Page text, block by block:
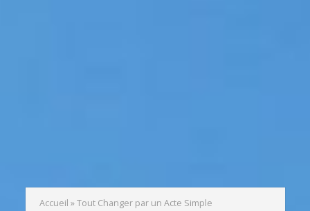
Accueil »Tout Changer par un Acte Simple